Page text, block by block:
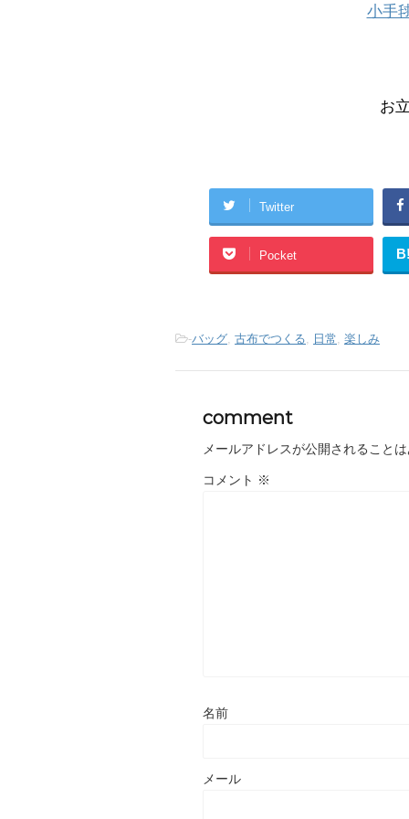
小手
お
Twitter
Pocket
-バッグ, 古布でつくる, 日常, 楽しみ
comment
メールアドレスが公開されること
コメント ※
名前
メール